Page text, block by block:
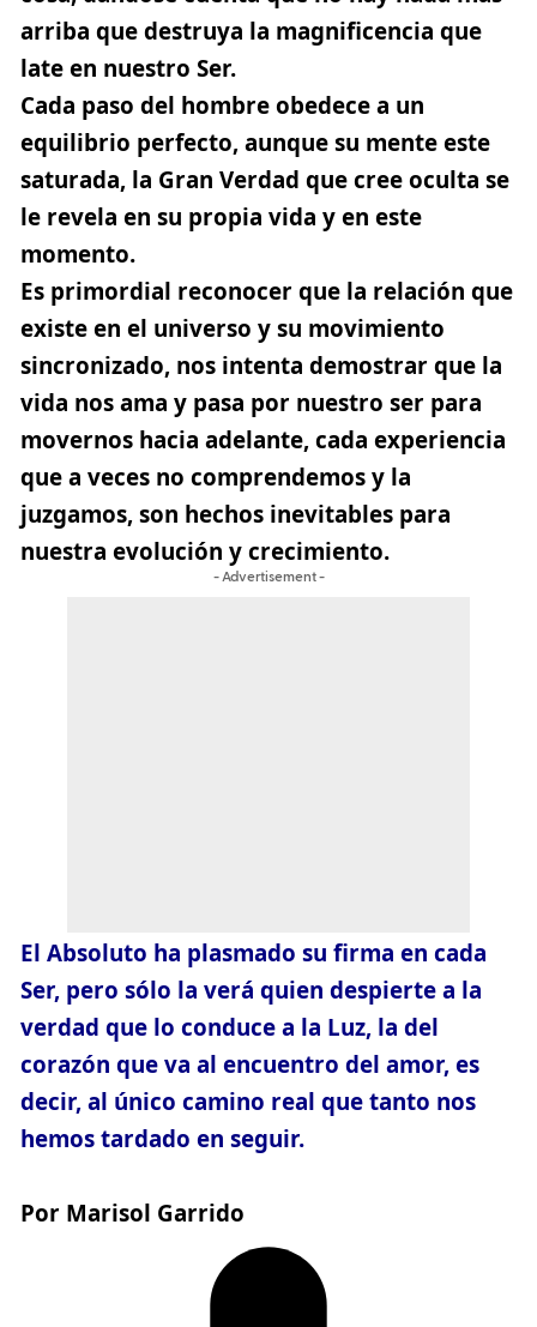
arriba que destruya la magnificencia que
late en nuestro Ser.
Cada paso del hombre obedece a un
equilibrio perfecto, aunque su mente este
saturada, la Gran Verdad que cree oculta se
le revela en su propia vida y en este
momento.
Es primordial reconocer que la relación que
existe en el universo y su movimiento
sincronizado, nos intenta demostrar que la
vida nos ama y pasa por nuestro ser para
movernos hacia adelante, cada experiencia
que a veces no comprendemos y la
juzgamos, son hechos inevitables para
nuestra evolución y crecimiento.
- Advertisement -
El Absoluto ha plasmado su firma en cada
Ser, pero sólo la verá quien despierte a la
verdad que lo conduce a la Luz, la del
corazón que va al encuentro del amor, es
decir, al único camino real que tanto nos
hemos tardado en seguir.
Por Marisol Garrido